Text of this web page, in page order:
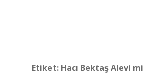
Etiket: Hacı Bektaş Alevi mi